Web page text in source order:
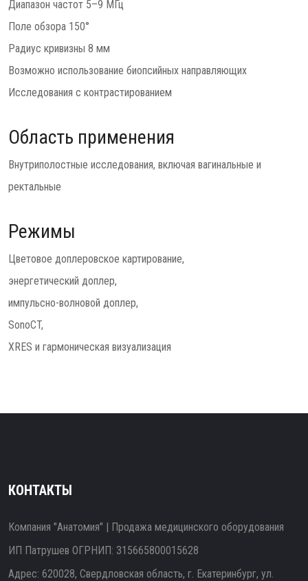
Диапазон частот 5–9 МГц
Поле обзора 150°
Радиус кривизны 8 мм
Возможно использование биопсийных направляющих
Исследования с контрастированием
Область применения
Внутриполостные исследования, включая вагинальные и
ректальные
Режимы
Цветовое доплеровское картирование,
энергетический доплер,
импульсно-волновой доплер,
SonoCT,
XRES и гармоническая визуализация
КОНТАКТЫ
Компания "Анатомия" | Продажа медицинского оборудования
ИП Патрушев ОГРНИП: 315665800015628
Адрес: 620028, Свердловская область, г. Екатеринбург, ул.